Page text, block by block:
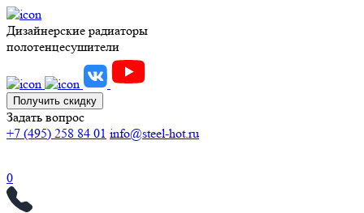
Дизайнерские радиаторы
полотенцесушители
Получить скидку
Задать вопрос
+7 (495) 258 84 01 info@steel-hot.ru
0